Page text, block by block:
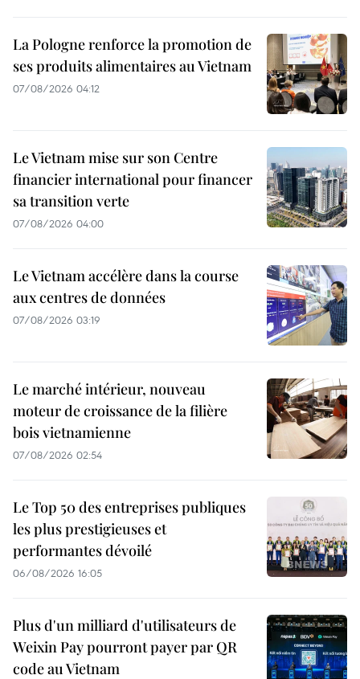
La Pologne renforce la promotion de
ses produits alimentaires au Vietnam
07/08/2026 04:12
Le Vietnam mise sur son Centre
financier international pour financer
sa transition verte
07/08/2026 04:00
Le Vietnam accélère dans la course
aux centres de données
07/08/2026 03:19
Le marché intérieur, nouveau
moteur de croissance de la filière
bois vietnamienne
07/08/2026 02:54
Le Top 50 des entreprises publiques
les plus prestigieuses et
performantes dévoilé
06/08/2026 16:05
Plus d'un milliard d'utilisateurs de
Weixin Pay pourront payer par QR
code au Vietnam